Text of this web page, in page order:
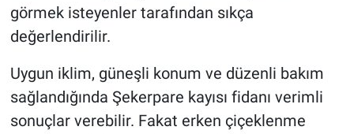
görmek isteyenler tarafından sıkça
değerlendirilir.
Uygun iklim, güneşli konum ve düzenli bakım
sağlandığında Şekerpare kayısı fidanı verimli
sonuçlar verebilir. Fakat erken çiçeklenme